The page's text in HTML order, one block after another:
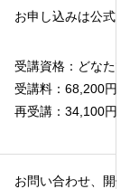
お申し込みは公式
受講資格：どなたで
受講料：68,200円（
再受講：34,100円（
お問い合わせ、開催